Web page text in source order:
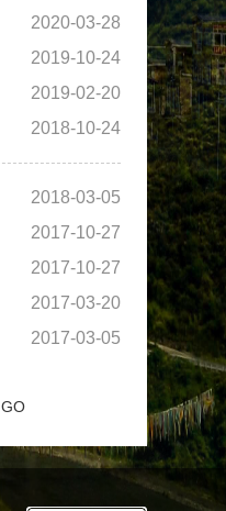
2020-03-28
2019-10-24
2019-02-20
2018-10-24
2018-03-05
2017-10-27
2017-10-27
2017-03-20
2017-03-05
GO